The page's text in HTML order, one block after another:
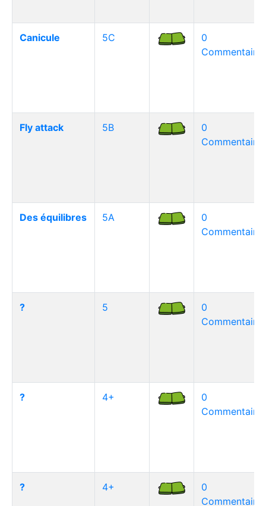
Canicule 5C
0
Fly attack 5B
0
Des équilibres 5A
0
? 5
0
? 4+
0
? 4+
0